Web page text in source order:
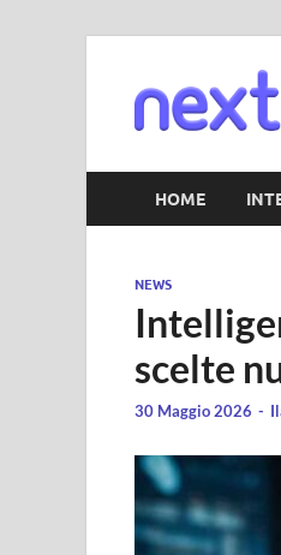
HOME
NEWS
scelte
30 Maggio 2026 -